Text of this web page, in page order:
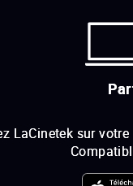
LaCinetek sur